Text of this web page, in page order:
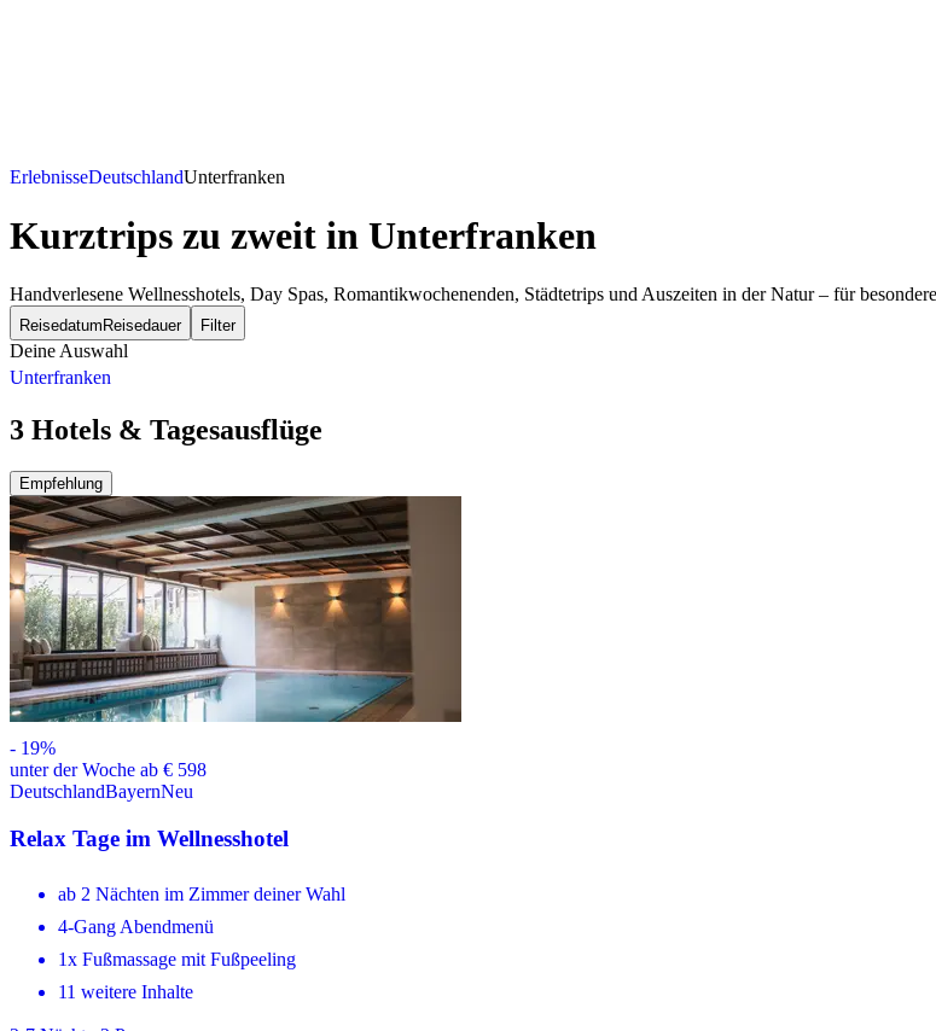
ErlebnisseDeutschlandUnterfranken
Kurztrips zu zweit in Unterfranken
Handverlesene Wellnesshotels, Day Spas, Romantikwochenenden, Städtetrips und Auszeiten in der Natur – für
Reisedatum Reisedauer Filter
Deine Auswahl
Unterfranken
3 Hotels & Tagesausflüge
Empfehlung
- 19%
unter der Woche ab € 598
DeutschlandBayernNeu
Relax Tage im Wellnesshotel
ab 2 Nächten im Zimmer deiner Wahl
4-Gang Abendmenü
1x Fußmassage mit Fußpeeling
11 weitere Inhalte